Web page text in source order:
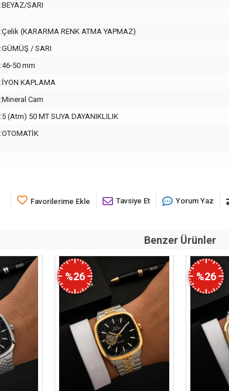
:BEYAZ/SARI
:Çelik (KARARMA RENK ATMA YAPMAZ)
:GÜMÜŞ / SARI
:46-50 mm
:İYON KAPLAMA
:Mineral Cam
:5 (Atm) 50 MT SUYA DAYANIKLILIK
:OTOMATİK
Favorilerime Ekle Tavsiye Et Yorum Yaz
Benzer Ürünler
%26 %26